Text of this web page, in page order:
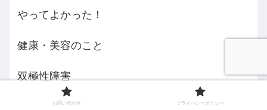
やってよかった！
健康・美容のこと
双極性障害
大人の休日
お問い合わせ プライバシーポリシー